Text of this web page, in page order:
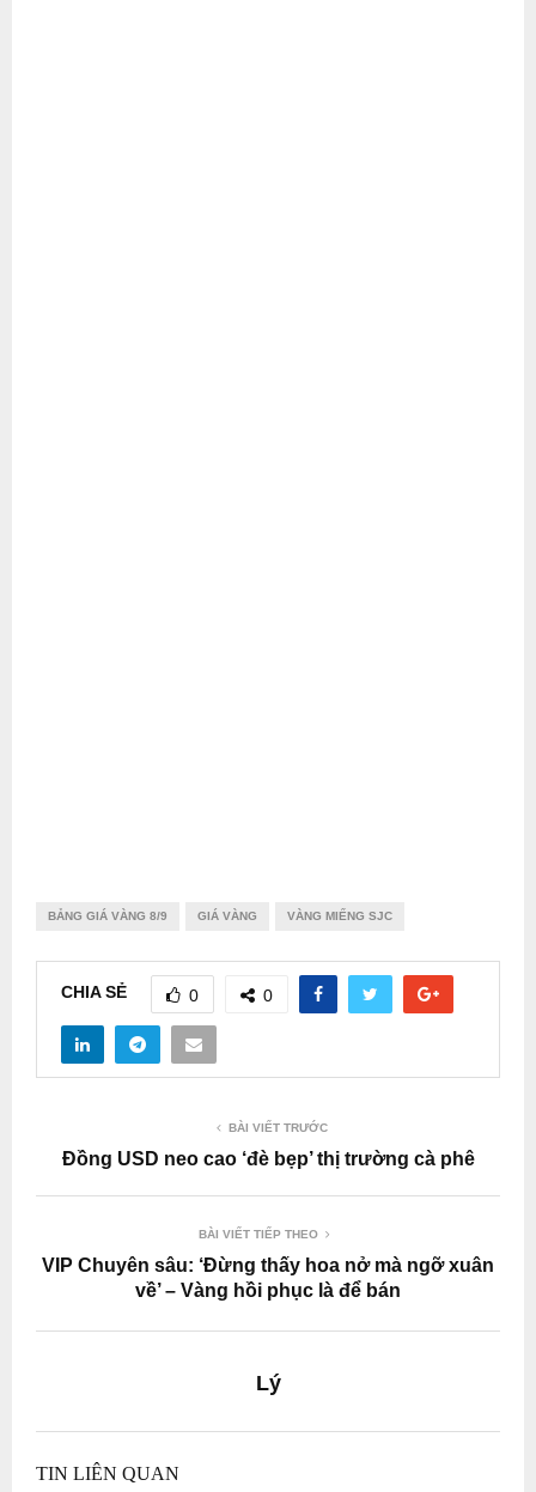
BẢNG GIÁ VÀNG 8/9 GIÁ VÀNG VÀNG MIẾNG SJC
CHIA SẺ 0 0
BÀI VIẾT TRƯỚC
Đồng USD neo cao ‘đè bẹp’ thị trường cà phê
BÀI VIẾT TIẾP THEO
VIP Chuyên sâu: ‘Đừng thấy hoa nở mà ngỡ xuân
về’ – Vàng hồi phục là để bán
Lý
TIN LIÊN QUAN